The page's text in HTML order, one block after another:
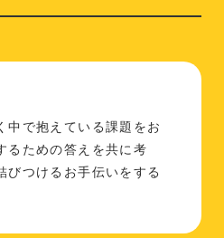
中で抱えている課題をお
るための答えを共に考
びつけるお手伝いをする